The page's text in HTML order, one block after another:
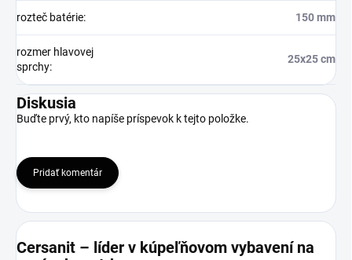
rozteč batérie: 150 mm
rozmer hlavovej
sprchy:
25x25 cm
Diskusia
Buďte prvý, kto napíše príspevok k tejto položke.
Pridať komentár
Cersanit – líder v kúpeľňovom vybavení na